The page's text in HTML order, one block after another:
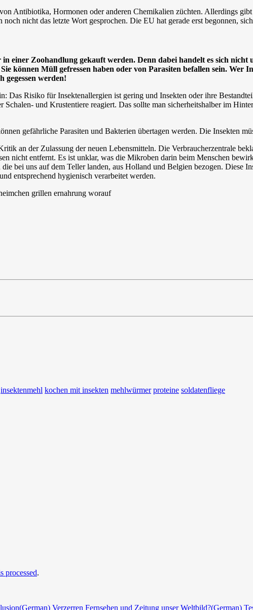
Antibiotika, Hormonen oder anderen Chemikalien züchten. Allerdings
nicht das letzte Wort gesprochen. Die EU hat gerade erst begonnen,
einer Zoohandlung gekauft werden. Denn dabei handelt es sich nicht
können Müll gefressen haben oder von Parasiten befallen sein. Wer
gegessen werden!
Das Risiko für Insektenallergien ist gering und Insekten oder ihre
und Krustentiere reagiert. Das sollte man sicherheitshalber im
gefährliche Parasiten und Bakterien übertagen werden. Die Insekten
an der Zulassung der neuen Lebensmitteln. Die Verbraucherzentrale
nicht entfernt. Es ist unklar, was die Mikroben darin beim Menschen
bei uns auf dem Teller landen, aus Holland und Belgien bezogen. Diese
entsprechend hygienisch verarbeitet werden.
insektenmehl kochen mit insekten mehlwürmer proteine soldatenfliege
processed.
(German) Verzerren Fernsehen und Zeitung unser Weltbild?(German)